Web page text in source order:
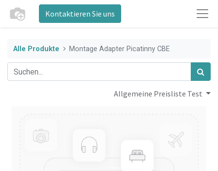
Kontaktieren Sie uns
Alle Produkte Montage Adapter Picatinny CBE
Allgemeine Preisliste Test